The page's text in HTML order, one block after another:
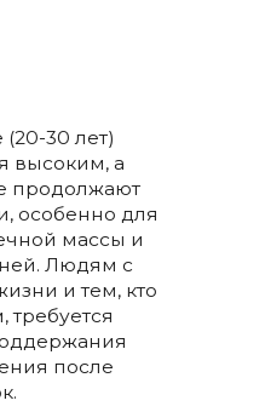
30 лет)
высоким, а
продолжают
особенно для
массы и
Людям с
и тем, кто
требуется
после